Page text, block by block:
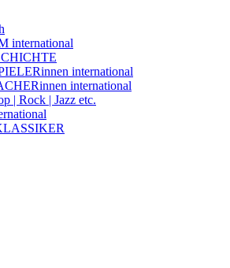
international
international
international
| Rock | Jazz etc.